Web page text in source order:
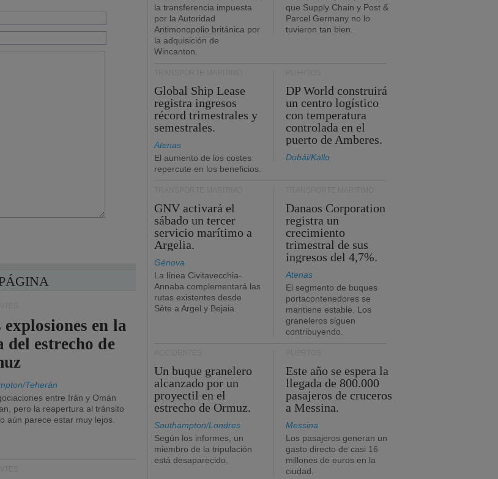
explosiones en la
del estrecho de
Teherán
entre Irán y Omán
pero la reapertura al tránsito
aún parece estar muy lejos.
la transferencia impuesta
por la Autoridad
Antimonopolio británica por
la adquisición de
Wincanton.
que Supply Chain y Post &
Parcel Germany no lo
tuvieron tan bien.
Global Ship Lease
registra ingresos
récord trimestrales y
semestrales.
Atenas
El aumento de los costes
repercute en los beneficios.
DP World construirá
un centro logístico
con temperatura
controlada en el
puerto de Amberes.
Dubái/Kallo
GNV activará el
sábado un tercer
servicio marítimo a
Argelia.
Génova
La línea Civitavecchia-
Annaba complementará las
rutas existentes desde
Sète a Argel y Bejaia.
Danaos Corporation
registra un
crecimiento
trimestral de sus
ingresos del 4,7%.
Atenas
El segmento de buques
portacontenedores se
mantiene estable. Los
graneleros siguen
contribuyendo.
Un buque granelero
alcanzado por un
proyectil en el
estrecho de Ormuz.
Southampton/Londres
Según los informes, un
miembro de la tripulación
está desaparecido.
Este año se espera la
llegada de 800.000
pasajeros de cruceros
a Messina.
Messina
Los pasajeros generan un
gasto directo de casi 16
millones de euros en la
ciudad.